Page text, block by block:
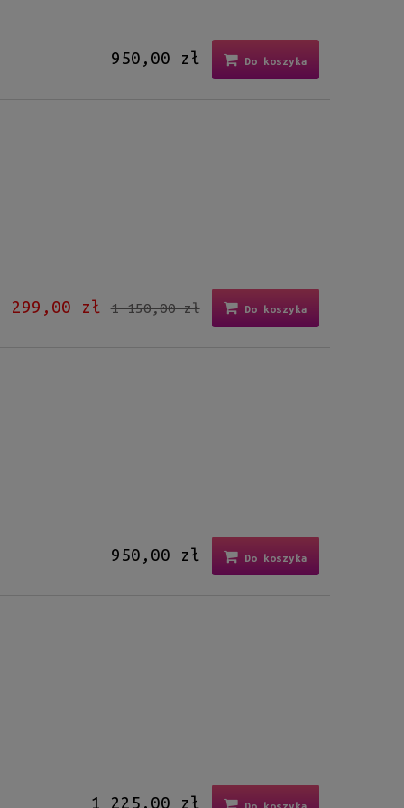
950,00 zł Do koszyka
299,00 zł 1 150,00 zł Do koszyka
950,00 zł Do koszyka
1 225,00 zł Do koszyka